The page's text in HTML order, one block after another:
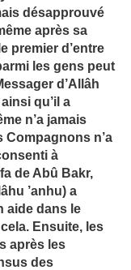
désapprouvé
après sa
premier d’entre
les gens peut
d’Allâh
qu’il a
n’a jamais
Compagnons n’a
à
de Abû Bakr,
’anhu) a
aide dans le
Ensuite, les
après les
des